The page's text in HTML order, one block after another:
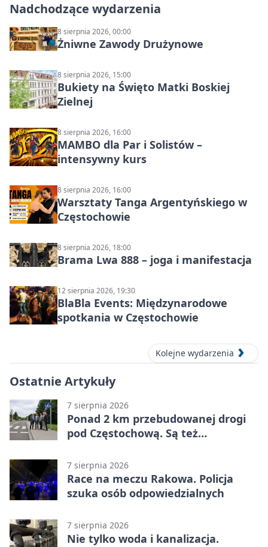
Nadchodzące wydarzenia
8 sierpnia 2026, 00:00
Żniwne Zawody Drużynowe
8 sierpnia 2026, 15:00
Bukiety na Święto Matki Boskiej
Zielnej
8 sierpnia 2026, 16:00
MAMBO dla Par i Solistów –
intensywny kurs
8 sierpnia 2026, 16:00
Warsztaty Tanga Argentyńskiego w
Częstochowie
8 sierpnia 2026, 18:00
Brama Lwa 888 – joga i manifestacja
12 sierpnia 2026, 19:30
BlaBla Events: Międzynarodowe
spotkania w Częstochowie
Kolejne wydarzenia
Ostatnie Artykuły
7 sierpnia 2026
Ponad 2 km przebudowanej drogi
pod Częstochową. Są też
7 sierpnia 2026
Race na meczu Rakowa. Policja
szuka osób odpowiedzialnych
7 sierpnia 2026
Nie tylko woda i kanalizacja.